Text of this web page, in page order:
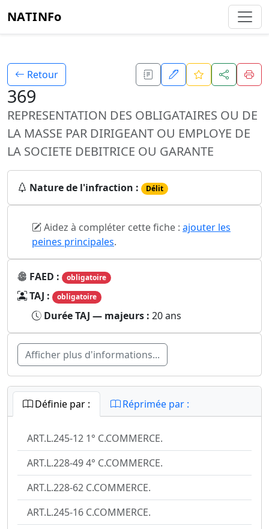
NATINFo
Retour
369
REPRESENTATION DES OBLIGATAIRES OU DE
LA MASSE PAR DIRIGEANT OU EMPLOYE DE
LA SOCIETE DEBITRICE OU GARANTE
Nature de l'infraction : Délit
Aidez à compléter cette fiche : ajouter les
peines principales.
FAED : obligatoire
TAJ : obligatoire
Durée TAJ — majeurs : 20 ans
Afficher plus d'informations...
Définie par : Réprimée par :
ART.L.245-12 1° C.COMMERCE.
ART.L.228-49 4° C.COMMERCE.
ART.L.228-62 C.COMMERCE.
ART.L.245-16 C.COMMERCE.